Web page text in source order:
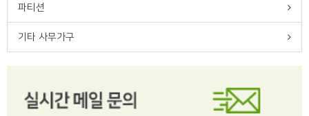
파티션
기타 사무가구